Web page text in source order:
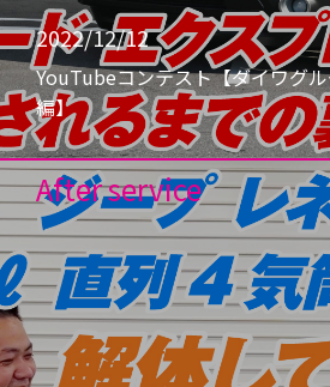
2022/12/12
YouTubeコンテスト【ダイワグ
編】
After service